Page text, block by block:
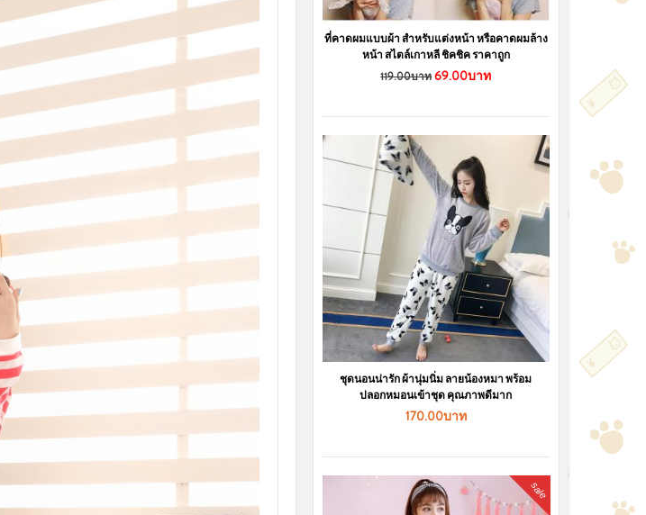
ที่คาดผมแบบผ้า สำหรับแต่งหน้า หรือคาดผมล้าง
หน้า สไตล์เกาหลี ชิคชิค ราคาถูก
119.00บาท69.00บาท
ชุดนอนน่ารัก ผ้านุ่มนิ่ม ลายน้องหมา พร้อม
ปลอกหมอนเข้าชุด คุณภาพดีมาก
170.00บาท
sale